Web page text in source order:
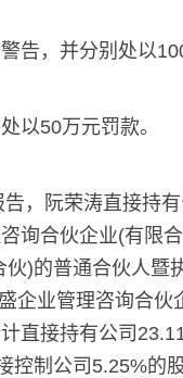
，并分别处以100
50万元罚款。
阮荣涛直接持有
询合伙企业(有限
)的普通合伙人暨
企业管理咨询合伙
直接持有公司
控制公司5.25%的